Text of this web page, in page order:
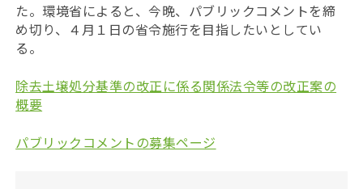
た。環境省によると、今晩、パブリックコメントを締
め切り、４月１日の省令施行を目指したいとしてい
る。
除去土壌処分基準の改正に係る関係法令等の改正案の
概要
パブリックコメントの募集ページ